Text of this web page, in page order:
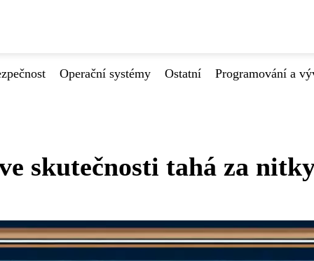
Operační systémy Ostatní Programování a
skutečnosti tahá za